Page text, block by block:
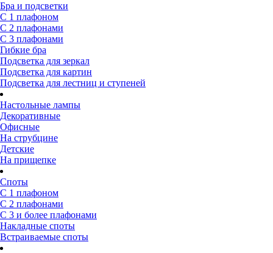
Бра и подсветки
С 1 плафоном
С 2 плафонами
С 3 плафонами
Гибкие бра
Подсветка для зеркал
Подсветка для картин
Подсветка для лестниц и ступеней
Настольные лампы
Декоративные
Офисные
На струбцине
Детские
На прищепке
Споты
С 1 плафоном
С 2 плафонами
С 3 и более плафонами
Накладные споты
Встраиваемые споты